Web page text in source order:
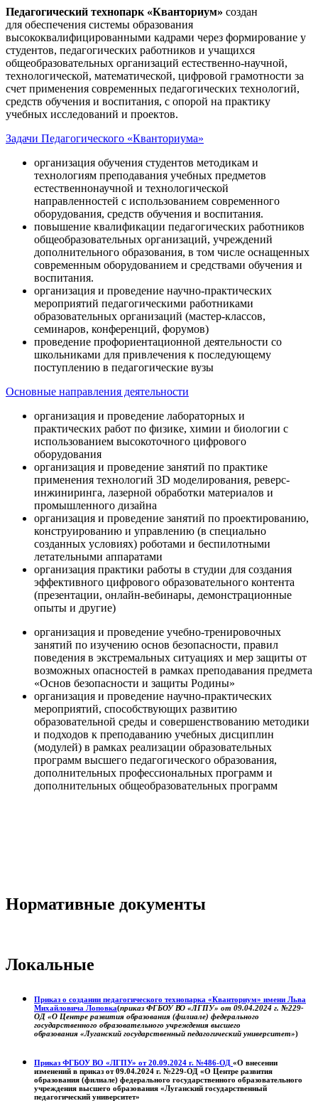
Педагогический технопарк «Кванториум» создан
для обеспечения системы образования
высококвалифицированными кадрами через формирование у
студентов, педагогических работников и учащихся
общеобразовательных организаций естественно-научной,
технологической, математической, цифровой грамотности за
счет применения современных педагогических технологий,
средств обучения и воспитания, с опорой на практику
учебных исследований и проектов.
Задачи Педагогического «Кванториума»
организация обучения студентов методикам и
технологиям преподавания учебных предметов
естественнонаучной и технологической
направленностей с использованием современного
оборудования, средств обучения и воспитания.
повышение квалификации педагогических работников
общеобразовательных организаций, учреждений
дополнительного образования, в том числе оснащенных
современным оборудованием и средствами обучения и
воспитания.
организация и проведение научно-практических
мероприятий педагогическими работниками
образовательных организаций (мастер-классов,
семинаров, конференций, форумов)
проведение профориентационной деятельности со
школьниками для привлечения к последующему
поступлению в педагогические вузы
Основные направления деятельности
организация и проведение лабораторных и
практических работ по физике, химии и биологии с
использованием высокоточного цифрового
оборудования
организация и проведение занятий по практике
применения технологий 3D моделирования, реверс-
инжиниринга, лазерной обработки материалов и
промышленного дизайна
организация и проведение занятий по проектированию,
конструированию и управлению (в специально
созданных условиях) роботами и беспилотными
летательными аппаратами
организация практики работы в студии для создания
эффективного цифрового образовательного контента
(презентации, онлайн-вебинары, демонстрационные
опыты и другие)
организация и проведение учебно-тренировочных
занятий по изучению основ безопасности, правил
поведения в экстремальных ситуациях и мер защиты от
возможных опасностей в рамках преподавания предмета
«Основ безопасности и защиты Родины»
организация и проведение научно-практических
мероприятий, способствующих развитию
образовательной среды и совершенствованию методики
и подходов к преподаванию учебных дисциплин
(модулей) в рамках реализации образовательных
программ высшего педагогического образования,
дополнительных профессиональных программ и
дополнительных общеобразовательных программ
Нормативные документы
Локальные
Приказ о создании педагогического технопарка «Кванториум» имени Льва
Михайловича Лоповка(приказ ФГБОУ ВО «ЛГПУ» от 09.04.2024 г. №229-
ОД «О Центре развития образования (филиале) федерального
государственного образовательного учреждения высшего
образования «Луганский государственный педагогический университет»)
Приказ ФГБОУ ВО «ЛГПУ» от 20.09.2024 г. №486-ОД «О внесении
изменений в приказ от 09.04.2024 г. №229-ОД «О Центре развития
образования (филиале) федерального государственного образовательного
учреждения высшего образования «Луганский государственный
педагогический университет»